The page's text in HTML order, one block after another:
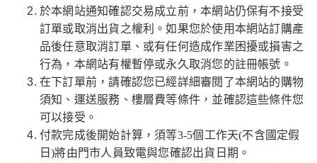
於本網站通知確認交易成立前，本網站仍保有不接受
訂單或取消出貨之權利。如果您於使用本網站訂購產
品後任意取消訂單、或有任何造成作業困擾或損害之
行為，本網站有權暫停或永久取消您的註冊帳號。
在下訂單前，請確認您已經詳細審閱了本網站的購物
須知、運送服務、樓層費等條件，並確認這些條件您
可以接受。
付款完成後開始計算，須等3-5個工作天(不含國定假
日)將由門市人員致電與您確認出貨日期。